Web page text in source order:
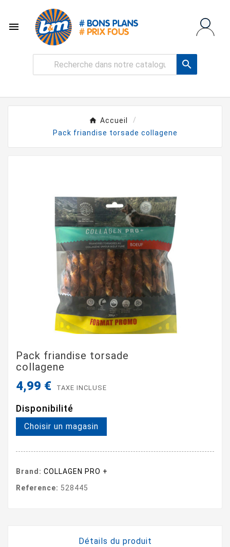


Accueil
Pack friandise torsade collagene
Pack friandise torsade
collagene
4,99 € TAXE INCLUSE
Disponibilité
Choisir un magasin
Brand: COLLAGEN PRO +
Reference: 528445
Détails du produit